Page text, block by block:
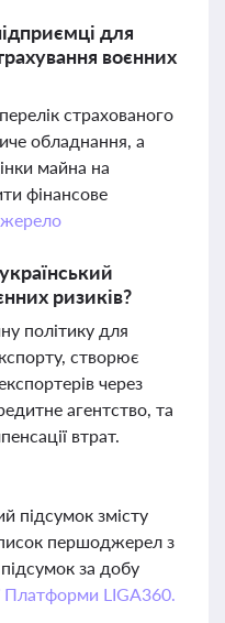
для
воєнних
страхованого
обладнання, а
майна на
фінансове
ризиків?
політику для
створює
через
агентство, та
втрат.
підсумок змісту
першоджерел з
за добу
Платформи LIGA360.